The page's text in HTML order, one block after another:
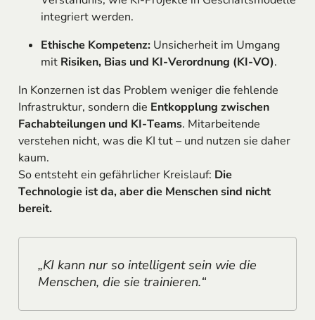
integriert werden.
Ethische Kompetenz:Unsicherheit im Umgang
mit Risiken, Bias und KI-Verordnung (KI-VO).
In Konzernen ist das Problem weniger die fehlende
Infrastruktur, sondern die Entkopplung zwischen
Fachabteilungen und KI-Teams. Mitarbeitende
verstehen nicht, was die KI tut – und nutzen sie daher
kaum.
So entsteht ein gefährlicher Kreislauf: Die
Technologie ist da, aber die Menschen sind nicht
bereit.
„KI kann nur so intelligent sein wie die
Menschen, die sie trainieren.“